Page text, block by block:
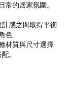
的居家氛圍。
感之間取得平衡
色
材質與尺寸選擇
。